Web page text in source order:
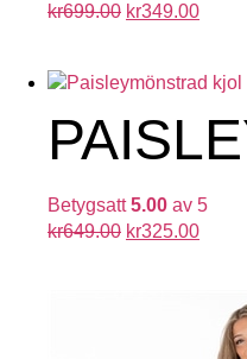
kr699.00 kr349.00
Betygsatt5.00 av 5
kr649.00 kr325.00